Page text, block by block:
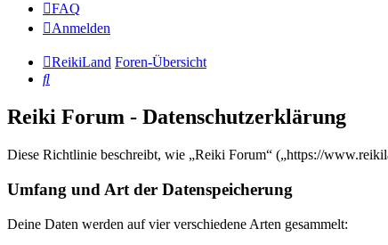
FAQ
Anmelden
ReikiLand Foren-Übersicht
Suche
Reiki Forum - Datenschutzerklärung
Diese Richtlinie beschreibt, wie „Reiki Forum“ („https://
Umfang und Art der Datenspeicherung
Deine Daten werden auf vier verschiedene Arten gesammelt: